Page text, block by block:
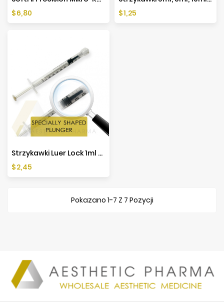
Cena
$6,80
Cena
$1,25
Strzykawki Luer Lock 1ml - 10 Sztuk
Cena
$2,45
Pokazano 1-7 Z 7 Pozycji